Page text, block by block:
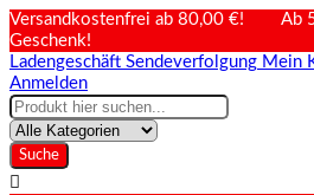
Versandkostenfrei ab 80,00 €! Ab
Geschenk!
Ladengeschäft Sendeverfolgung Mein
Anmelden
Suche
